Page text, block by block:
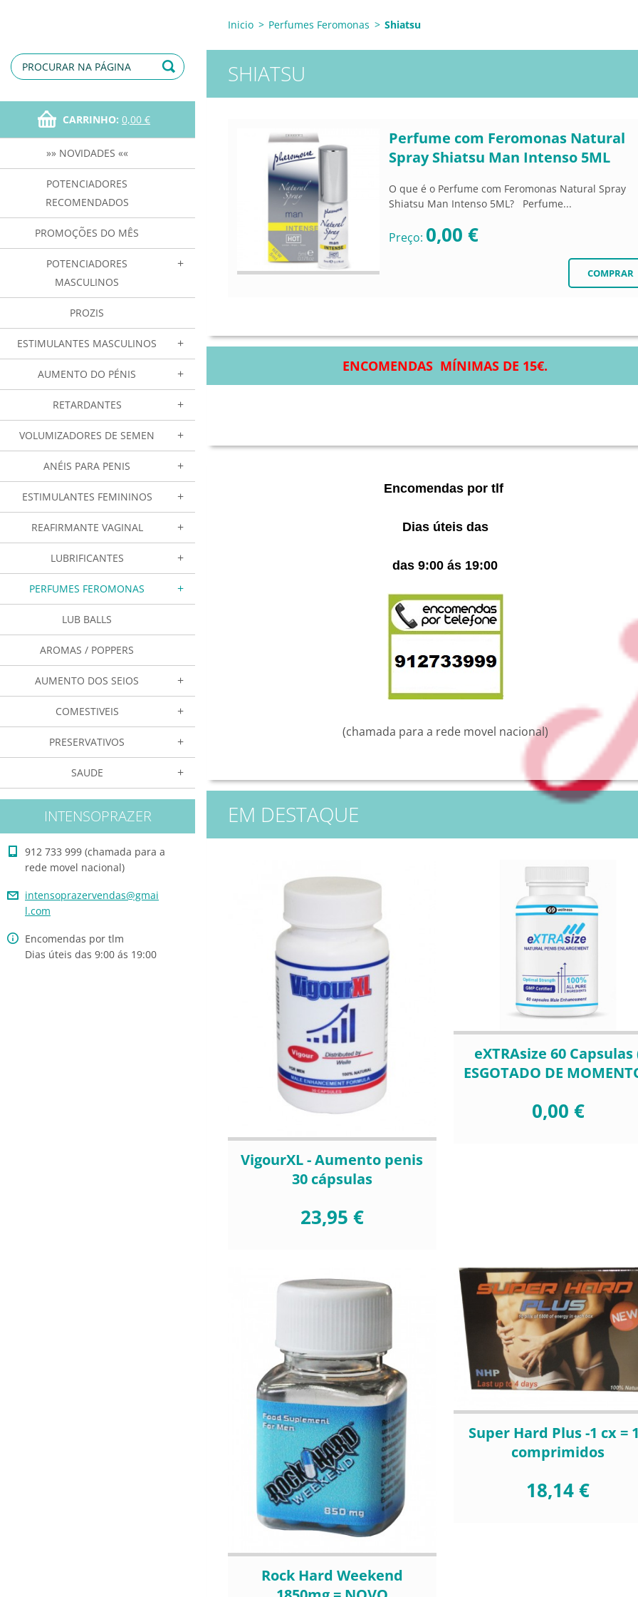
CARRINHO: 0,00 €
»» NOVIDADES ««
POTENCIADORES
RECOMENDADOS
PROMOÇÕES DO MÊS
POTENCIADORES
MASCULINOS
PROZIS
ESTIMULANTES MASCULINOS
AUMENTO DO PÉNIS
RETARDANTES
VOLUMIZADORES DE SEMEN
ANÉIS PARA PENIS
ESTIMULANTES FEMININOS
REAFIRMANTE VAGINAL
LUBRIFICANTES
PERFUMES FEROMONAS
LUB BALLS
AROMAS / POPPERS
AUMENTO DOS SEIOS
COMESTIVEIS
PRESERVATIVOS
SAUDE
INTENSOPRAZER
912 733 999 (chamada para a
rede movel nacional)
intensoprazervendas@gmai
l.com
Encomendas por tlm
Dias úteis das 9:00 ás 19:00
Inicio > Perfumes Feromonas > Shiatsu
SHIATSU
Perfume com Feromonas Natural
Spray Shiatsu Man Intenso 5ML
O que é o Perfume com Feromonas Natural Spray
Shiatsu Man Intenso 5ML? Perfume...
Preço: 0,00 €
ENCOMENDAS MÍNIMAS DE 15€.
Encomendas por tlf
Dias úteis das
das 9:00 ás 19:00
(chamada para a rede movel nacional)
EM DESTAQUE
VigourXL - Aumento penis
30 cápsulas
23,95 €
eXTRAsize 60 Capsulas
ESGOTADO DE
0,00 €
Rock Hard Weekend
Super Hard Plus -1 cx =
comprimidos
18,14 €